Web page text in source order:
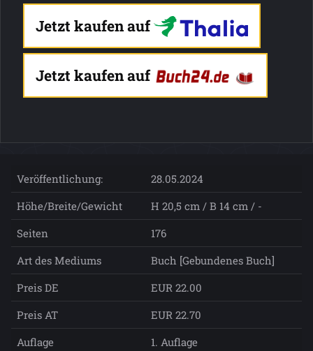
Jetzt kaufen auf
Jetzt kaufen auf
Veröffentlichung:
28.05.2024
Höhe/Breite/Gewicht
H 20,5 cm / B 14 cm / -
Seiten
176
Art des Mediums
Buch [Gebundenes Buch]
Preis DE
EUR 22.00
Preis AT
EUR 22.70
Auflage
1. Auflage